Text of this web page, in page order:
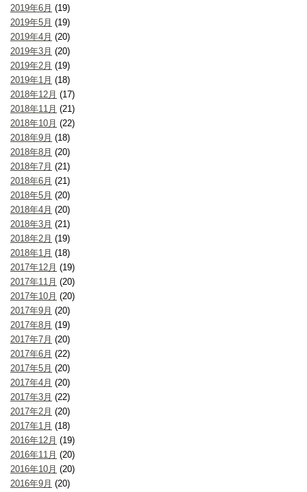
2019年6月 (19)
2019年5月 (19)
2019年4月 (20)
2019年3月 (20)
2019年2月 (19)
2019年1月 (18)
2018年12月 (17)
2018年11月 (21)
2018年10月 (22)
2018年9月 (18)
2018年8月 (20)
2018年7月 (21)
2018年6月 (21)
2018年5月 (20)
2018年4月 (20)
2018年3月 (21)
2018年2月 (19)
2018年1月 (18)
2017年12月 (19)
2017年11月 (20)
2017年10月 (20)
2017年9月 (20)
2017年8月 (19)
2017年7月 (20)
2017年6月 (22)
2017年5月 (20)
2017年4月 (20)
2017年3月 (22)
2017年2月 (20)
2017年1月 (18)
2016年12月 (19)
2016年11月 (20)
2016年10月 (20)
2016年9月 (20)